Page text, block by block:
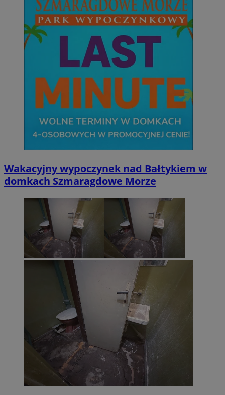
Wakacyjny wypoczynek nad Bałtykiem w
domkach Szmaragdowe Morze